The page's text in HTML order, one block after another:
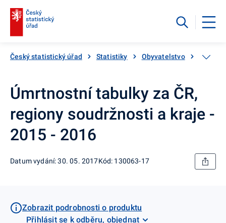
Český statistický úřad Statistiky Obyvatelstvo
Úmrtnostní tabulky za ČR,
regiony soudržnosti a kraje -
2015 - 2016
Datum vydání: 30. 05. 2017Kód: 130063-17
Zobrazit podrobnosti o produktu
Přihlásit se k odběru, objednat